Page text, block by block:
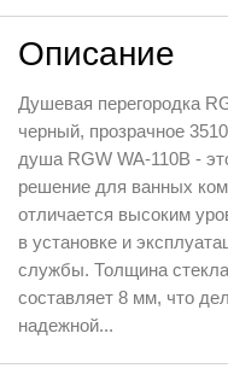
Описание
Душевая перегородка
черный, прозрачное
душа RGW WA-110B -
решение для ванных
отличается высоким
в установке и
службы. Толщина
составляет 8 мм, что
надежной...